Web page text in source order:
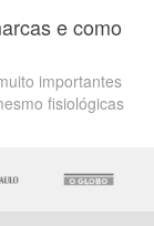
e como
importantes
fisiológicas